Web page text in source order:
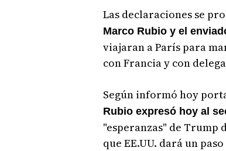
Las declaraciones se
Marco Rubio y el
viajaran a París para
con Francia y con
Según informó hoy
Rubio expresó hoy al
"esperanzas" de Trump
que EE.UU. dará un